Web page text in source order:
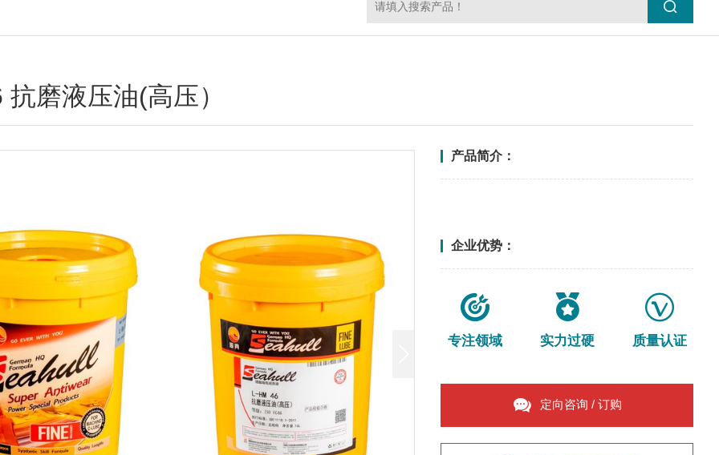
磨液压油(高压）
产品简介：
企业优势：
专注领域 实力过硬 质量认证
定向咨询 / 订购